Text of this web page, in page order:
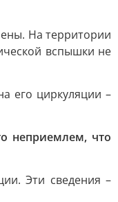
На территории
вспышки не
его циркуляции –
неприемлем, что
Эти сведения –